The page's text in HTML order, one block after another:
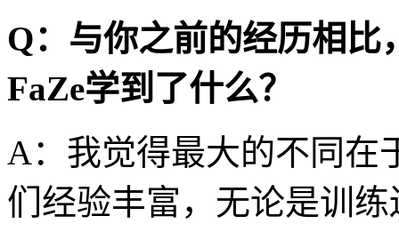
Q：与你之前的经历相比
FaZe学到了什么？
A：我觉得最大的不同在
们经验丰富，无论是训